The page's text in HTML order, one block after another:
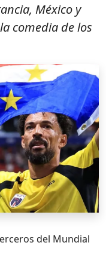
México y
comedia de los
del Mundial